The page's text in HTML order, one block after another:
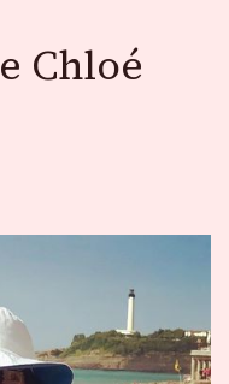
Chloé